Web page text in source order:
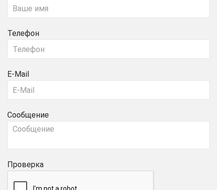
Телефон
E-Mail
Сообщение
Проверка